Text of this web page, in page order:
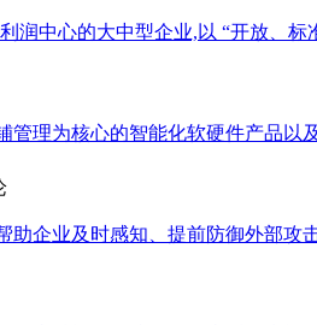
润中心的大中型企业,以 “开放、
管理为核心的智能化软硬件产品以
助企业及时感知、提前防御外部攻击